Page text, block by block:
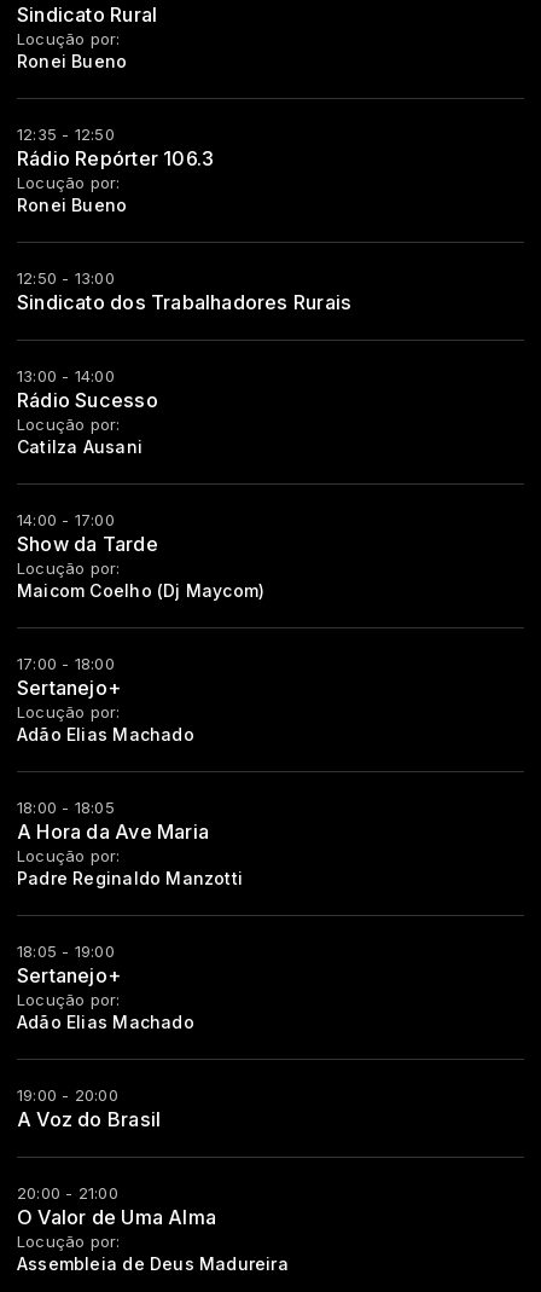
Sindicato Rural
Locução por:
Ronei Bueno
12:35 - 12:50
Rádio Repórter 106.3
Locução por:
Ronei Bueno
12:50 - 13:00
Sindicato dos Trabalhadores Rurais
13:00 - 14:00
Rádio Sucesso
Locução por:
Catilza Ausani
14:00 - 17:00
Show da Tarde
Locução por:
Maicom Coelho (Dj Maycom)
17:00 - 18:00
Sertanejo+
Locução por:
Adão Elias Machado
18:00 - 18:05
A Hora da Ave Maria
Locução por:
Padre Reginaldo Manzotti
18:05 - 19:00
Sertanejo+
Locução por:
Adão Elias Machado
19:00 - 20:00
A Voz do Brasil
20:00 - 21:00
O Valor de Uma Alma
Locução por:
Assembleia de Deus Madureira